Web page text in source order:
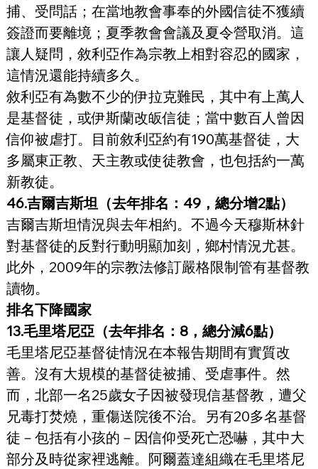
捕、受問話；在當地教會事奉的外國信徒不獲續
簽證而要離境；夏季教會會議及夏令營取消。這
讓人疑問，敘利亞作為宗教上相對容忍的國家，
這情況還能持續多久。
敘利亞有為數不少的伊拉克難民，其中有上萬人
是基督徒，或伊斯蘭改皈信徒；當中數百人曾因
信仰被虐打。目前敘利亞約有190萬基督徒，大
多屬東正教、天主教或使徒教會，也包括約一萬
新教徒。
46.吉爾吉斯坦（去年排名：49，總分增2點）
吉爾吉斯坦情況與去年相約。不過今天穆斯林針
對基督徒的反對行動明顯加刻，鄉村情況尤甚。
此外，2009年的宗教法修訂嚴格限制管有基督教
讀物。
排名下降國家
13.毛里塔尼亞（去年排名：8，總分減6點）
毛里塔尼亞基督徒情況在本報告期間有實質改
善。沒有大規模的基督徒被捕、受虐事件。然
而，北部一名25歲女子因被發現信基督教，遭父
兄毒打焚燒，重傷送院後不治。另有20多名基督
徒－包括有小孩的－因信仰受死亡恐嚇，其中大
部分及時從家裡逃離。阿爾蓋達組織在毛里塔尼